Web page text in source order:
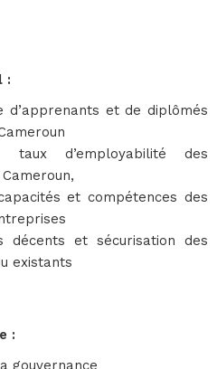
:
d’apprenants et de diplômés
taux d’employabilité des
et compétences des
décents et sécurisation des
existants
:
gouvernance